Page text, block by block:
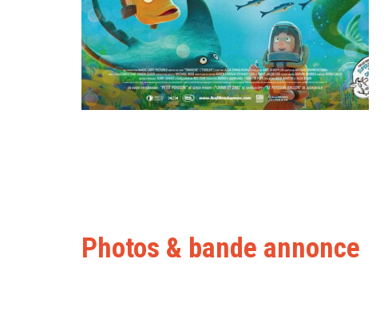
Photos & bande annonce